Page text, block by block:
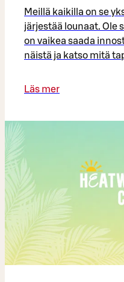
Meillä kaikilla on se
järjestää lounaat. Ole
on vaikea saada
näistä ja katso mitä
Läs mer